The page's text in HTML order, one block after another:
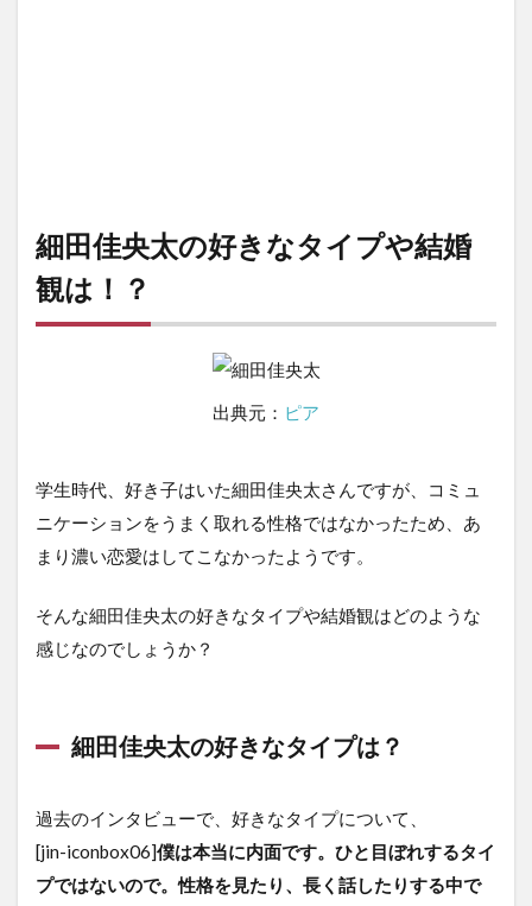
細田佳央太の好きなタイプや結婚
観は！？
出典元： ピア
学生時代、好き子はいた細田佳央太さんですが、コミュ
ニケーションをうまく取れる性格ではなかったため、あ
まり濃い恋愛はしてこなかったようです。
そんな細田佳央太の好きなタイプや結婚観はどのような
感じなのでしょうか？
細田佳央太の好きなタイプは？
過去のインタビューで、好きなタイプについて、
[jin-iconbox06]僕は本当に内面です。ひと目ぼれするタイ
プではないので。性格を見たり、長く話したりする中で